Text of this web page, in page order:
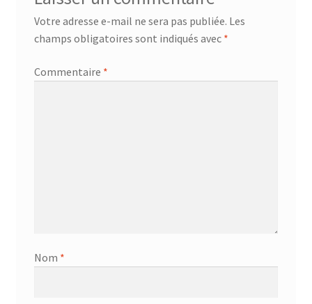
Votre adresse e-mail ne sera pas publiée. Les
champs obligatoires sont indiqués avec *
Commentaire *
Nom *